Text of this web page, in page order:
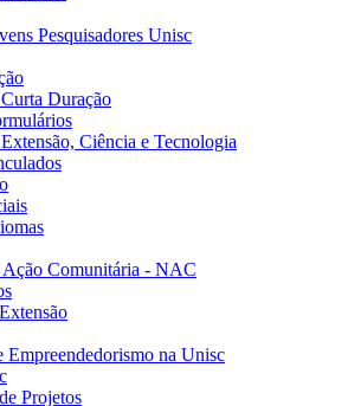
Pesquisadores Unisc
Duração
Ciência e Tecnologia
Ação Comunitária - NAC
Empreendedorismo na Unisc
Projetos